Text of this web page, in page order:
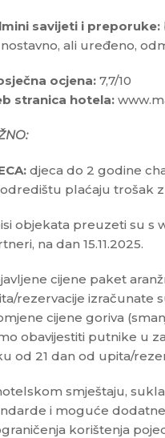
savijeti i preporuke:
ali uređeno,
ocjena:7,7/10
stranica hotela:
djeca do 2 godine
plaćaju trošak
objekata preuzeti su s
na dan 15.11.2025.
cijene paket
rezervacije izračunate
cijene goriva
obavijestiti putnike u
od 21 dan od upita/
smještaju,
i moguće
korištenja